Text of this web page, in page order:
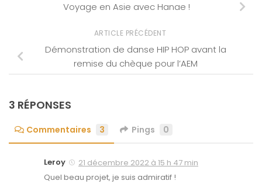
Voyage en Asie avec Hanae !
ARTICLE PRÉCÉDENT
Démonstration de danse HIP HOP avant la
remise du chèque pour l’AEM
3 RÉPONSES
Commentaires 3 Pings 0
Leroy
21 décembre 2022 à 15 h 47 min
Quel beau projet, je suis admiratif !